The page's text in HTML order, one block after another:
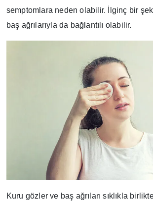
semptomlara neden olabilir. İlginç bir
baş ağrılarıyla da bağlantılı olabilir.
Kuru gözler ve baş ağrıları sıklıkla